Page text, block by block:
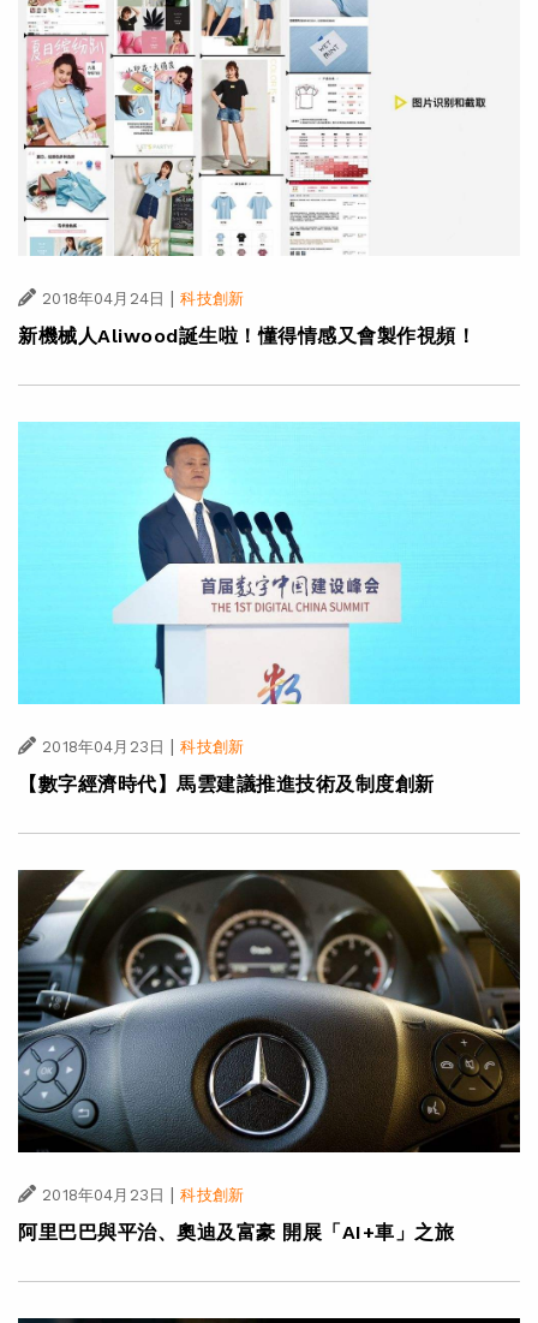
2018年04月24日 | 科技創新
新機械人Aliwood誕生啦！懂得情感又會製作視頻！
2018年04月23日 | 科技創新
【數字經濟時代】馬雲建議推進技術及制度創新
2018年04月23日 | 科技創新
阿里巴巴與平治、奧迪及富豪 開展「AI+車」之旅